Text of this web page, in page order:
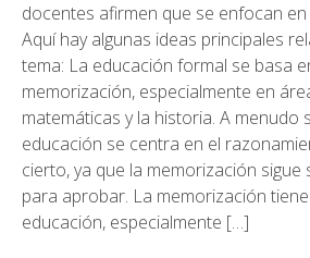
docentes afirmen que se enfocan
Aquí hay algunas ideas principales
tema: La educación formal se basa
memorización, especialmente en
matemáticas y la historia. A menudo
educación se centra en el
cierto, ya que la memorización sigue
para aprobar. La memorización
educación, especialmente […]